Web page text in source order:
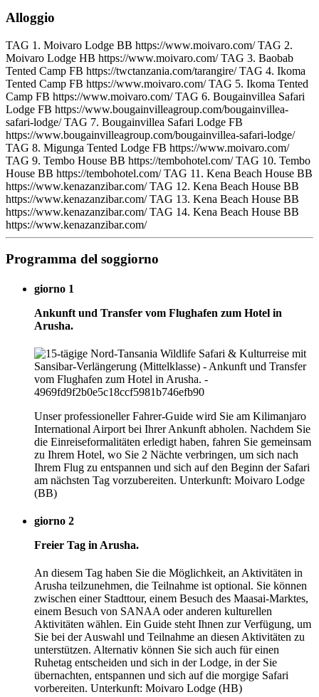
Alloggio
TAG 1. Moivaro Lodge BB https://www.moivaro.com/ TAG 2.
Moivaro Lodge HB https://www.moivaro.com/ TAG 3. Baobab
Tented Camp FB https://twctanzania.com/tarangire/ TAG 4. Ikoma
Tented Camp FB https://www.moivaro.com/ TAG 5. Ikoma Tented
Camp FB https://www.moivaro.com/ TAG 6. Bougainvillea Safari
Lodge FB https://www.bougainvilleagroup.com/bougainvillea-
safari-lodge/ TAG 7. Bougainvillea Safari Lodge FB
https://www.bougainvilleagroup.com/bougainvillea-safari-lodge/
TAG 8. Migunga Tented Lodge FB https://www.moivaro.com/
TAG 9. Tembo House BB https://tembohotel.com/ TAG 10. Tembo
House BB https://tembohotel.com/ TAG 11. Kena Beach House BB
https://www.kenazanzibar.com/ TAG 12. Kena Beach House BB
https://www.kenazanzibar.com/ TAG 13. Kena Beach House BB
https://www.kenazanzibar.com/ TAG 14. Kena Beach House BB
https://www.kenazanzibar.com/
Programma del soggiorno
giorno 1
Ankunft und Transfer vom Flughafen zum Hotel in
Arusha.
Unser professioneller Fahrer-Guide wird Sie am Kilimanjaro
International Airport bei Ihrer Ankunft abholen. Nachdem Sie
die Einreiseformalitäten erledigt haben, fahren Sie gemeinsam
zu Ihrem Hotel, wo Sie 2 Nächte verbringen, um sich nach
Ihrem Flug zu entspannen und sich auf den Beginn der Safari
am nächsten Tag vorzubereiten. Unterkunft: Moivaro Lodge
(BB)
giorno 2
Freier Tag in Arusha.
An diesem Tag haben Sie die Möglichkeit, an Aktivitäten in
Arusha teilzunehmen, die Teilnahme ist optional. Sie können
zwischen einer Stadttour, einem Besuch des Maasai-Marktes,
einem Besuch von SANAA oder anderen kulturellen
Aktivitäten wählen. Ein Guide steht Ihnen zur Verfügung, um
Sie bei der Auswahl und Teilnahme an diesen Aktivitäten zu
unterstützen. Alternativ können Sie sich auch für einen
Ruhetag entscheiden und sich in der Lodge, in der Sie
übernachten, entspannen und sich auf die morgige Safari
vorbereiten. Unterkunft: Moivaro Lodge (HB)